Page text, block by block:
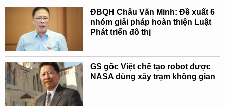
ĐBQH Châu Văn Minh: Đề xuất 6
nhóm giải pháp hoàn thiện Luật
Phát triển đô thị
GS gốc Việt chế tạo robot được
NASA dùng xây trạm không gian